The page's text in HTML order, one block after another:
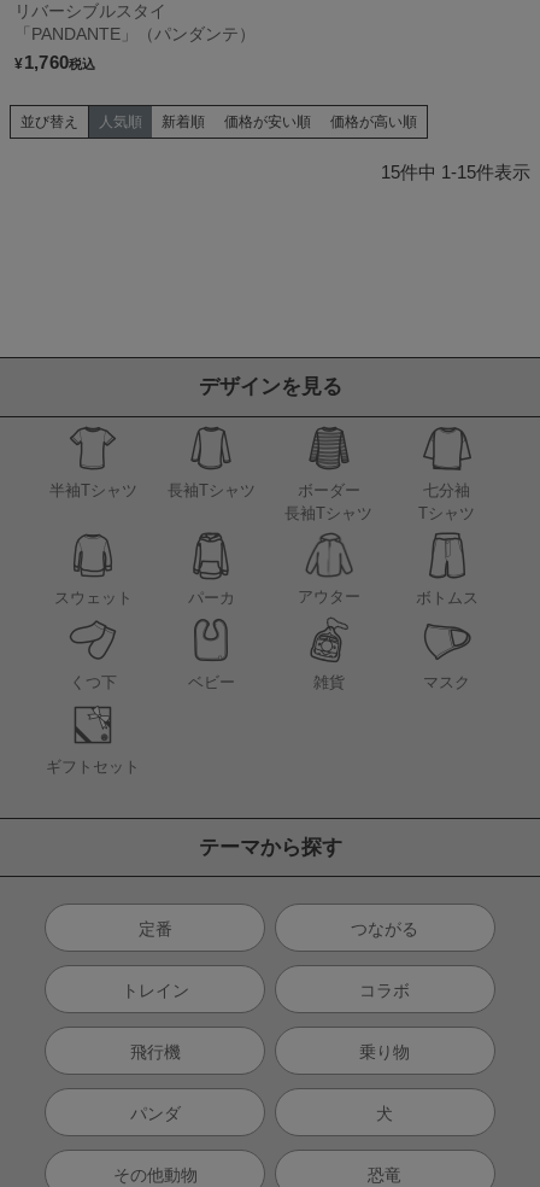
リバーシブルスタイ
「PANDANTE」（パンダンテ）
¥1,760税込
並び替え 人気順 新着順 価格が安い順 価格が高い順
15件中 1-15件表示
デザインを見る
半袖Tシャツ 長袖Tシャツ
ボーダー
長袖Tシャツ
七分袖
Tシャツ
スウェット パーカ アウター ボトムス
くつ下 ベビー 雑貨 マスク
ギフトセット
テーマから探す
定番 つながる
トレイン コラボ
飛行機 乗り物
パンダ 犬
その他動物 恐竜